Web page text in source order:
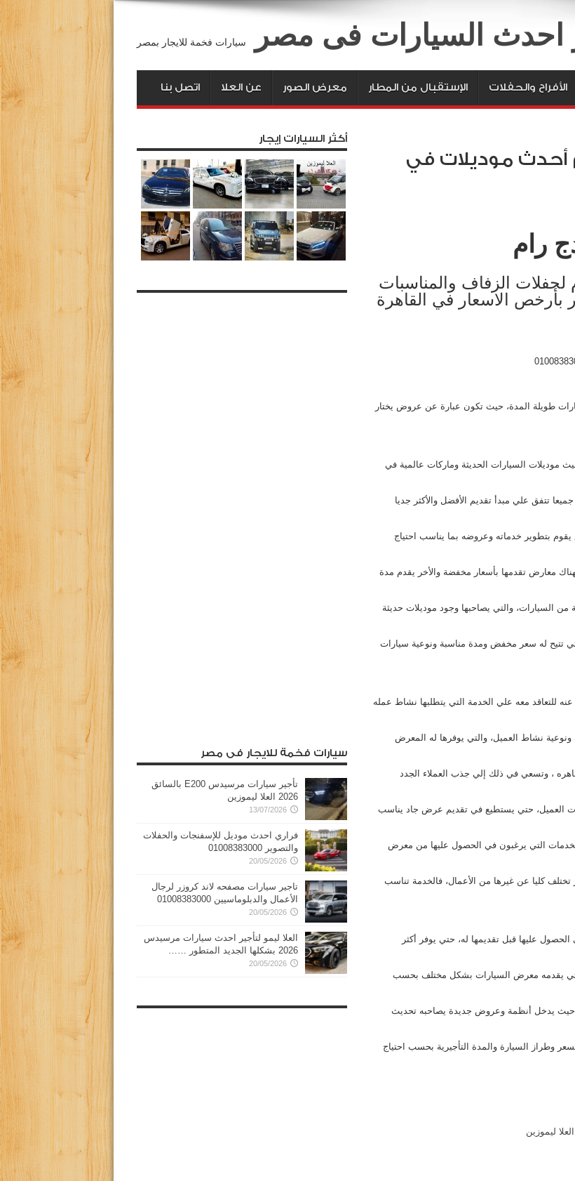
احدث السيارات فى مصر سيارات فخمة للايجار بمصر
الأفراح والحفلات الإستقبال من المطار معرض الصور عن العلا اتصل بنا
أحدث موديلات في
رام
الزفاف والمناسبات
بأرخص الاسعار في القاهرة
طويلة المدة، حيث تكون عبارة عن عروض يختار
موديلات السيارات الحديثة وماركات عالمية في
تتفق علي مبدأ تقديم الأفضل والأكثر جديا
بتطوير خدماته وعروضه بما يناسب احتياج
معارض تقدمها بأسعار مخفضة والأخر يقدم مدة
السيارات، والتي يصاحبها وجود موديلات حديثة
تتيح له سعر مخفض ومدة مناسبة ونوعية سيارات
للتعاقد معه علي الخدمة التي يتطلبها نشاط عمله
نشاط العميل، والتي يوفرها له المعرض
، وتسعي في ذلك إلي جذب العملاء الجدد
العميل، حتي يستطيع في تقديم عرض جاد يناسب
التي يرغبون في الحصول عليها من معرض
كليا عن غيرها من الأعمال، فالخدمة تناسب
عليها قبل تقديمها له، حتي يوفر أكثر
يقدمه معرض السيارات بشكل مختلف بحسب
حيث يدخل أنظمة وعروض جديدة يصاحبه تحديث
وطراز السيارة والمدة التأجيرية بحسب احتياج
أكثر السيارات إيجار
سيارات فخمة للايجار فى مصر
تأجير سيارات مرسيدس E200 بالسائق
2026 العلا ليموزين
13/07/2026
فراري احدث موديل للإسفنجات والحفلات
والتصوير 01008383000
20/05/2026
تاجير سيارات مصفحه لاند كروزر لرجال
الأعمال والدبلوماسيين 01008383000
20/05/2026
العلا ليمو لتأجير احدث سيارات مرسيدس
2026 بشكلها الجديد المتطور ……
20/05/2026